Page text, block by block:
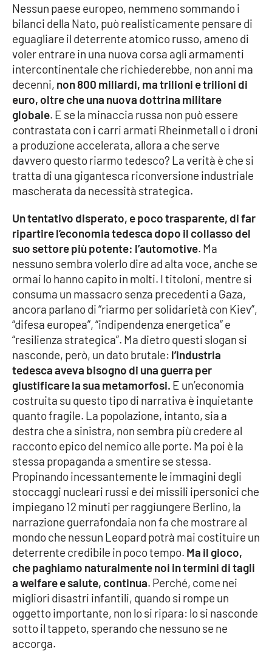
Nessun paese europeo, nemmeno sommando i
bilanci della Nato, può realisticamente pensare di
eguagliare il deterrente atomico russo, ameno di
voler entrare in una nuova corsa agli armamenti
intercontinentale che richiederebbe, non anni ma
decenni, non 800 miliardi, ma trilioni e trilioni di
euro, oltre che una nuova dottrina militare
globale. E se la minaccia russa non può essere
contrastata con i carri armati Rheinmetall o i droni
a produzione accelerata, allora a che serve
davvero questo riarmo tedesco? La verità è che si
tratta di una gigantesca riconversione industriale
mascherata da necessità strategica.
Un tentativo disperato, e poco trasparente, di far
ripartire l’economia tedesca dopo il collasso del
suo settore più potente: l’automotive. Ma
nessuno sembra volerlo dire ad alta voce, anche se
ormai lo hanno capito in molti. I titoloni, mentre si
consuma un massacro senza precedenti a Gaza,
ancora parlano di “riarmo per solidarietà con Kiev”,
“difesa europea”, “indipendenza energetica” e
“resilienza strategica”. Ma dietro questi slogan si
nasconde, però, un dato brutale: l’industria
tedesca aveva bisogno di una guerra per
giustificare la sua metamorfosi. E un’economia
costruita su questo tipo di narrativa è inquietante
quanto fragile. La popolazione, intanto, sia a
destra che a sinistra, non sembra più credere al
racconto epico del nemico alle porte. Ma poi è la
stessa propaganda a smentire se stessa.
Propinando incessantemente le immagini degli
stoccaggi nucleari russi e dei missili ipersonici che
impiegano 12 minuti per raggiungere Berlino, la
narrazione guerrafondaia non fa che mostrare al
mondo che nessun Leopard potrà mai costituire un
deterrente credibile in poco tempo. Ma il gioco,
che paghiamo naturalmente noi in termini di tagli
a welfare e salute, continua. Perché, come nei
migliori disastri infantili, quando si rompe un
oggetto importante, non lo si ripara: lo si nasconde
sotto il tappeto, sperando che nessuno se ne
accorga.